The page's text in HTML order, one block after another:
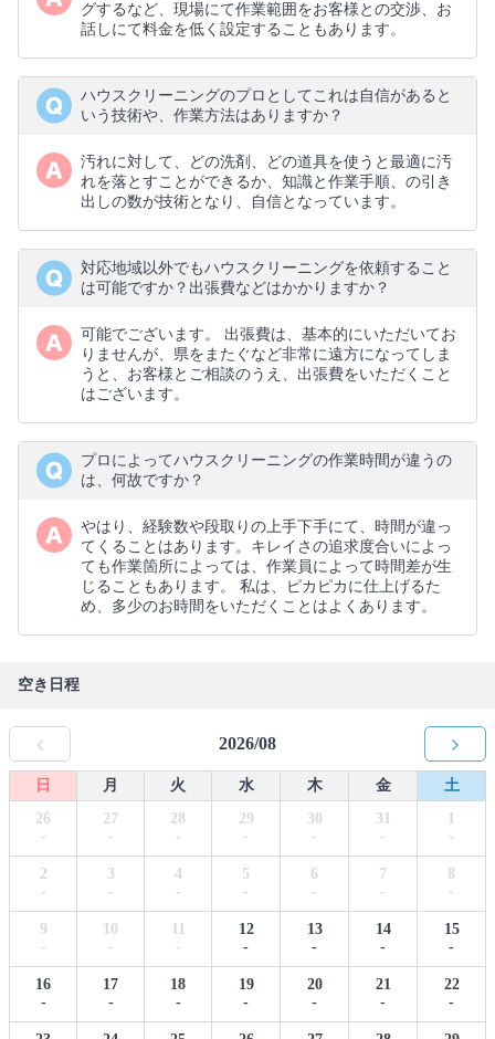
グするなど、現場にて作業範囲をお客様との交渉、お
話しにて料金を低く設定することもあります。
ハウスクリーニングのプロとしてこれは自信があると
いう技術や、作業方法はありますか？
汚れに対して、どの洗剤、どの道具を使うと最適に汚
れを落とすことができるか、知識と作業手順、の引き
出しの数が技術となり、自信となっています。
対応地域以外でもハウスクリーニングを依頼すること
は可能ですか？出張費などはかかりますか？
可能でございます。 出張費は、基本的にいただいてお
りませんが、県をまたぐなど非常に遠方になってしま
うと、お客様とご相談のうえ、出張費をいただくこと
はございます。
プロによってハウスクリーニングの作業時間が違うの
は、何故ですか？
やはり、経験数や段取りの上手下手にて、時間が違っ
てくることはあります。キレイさの追求度合いによっ
ても作業箇所によっては、作業員によって時間差が生
じることもあります。 私は、ピカピカに仕上げるた
め、多少のお時間をいただくことはよくあります。
空き日程
2026/08
日 月 火 水 木 金
土
26
-
27
-
28
-
29
-
30
-
31
-
1
-
2
-
3
-
4
-
5
-
6
-
7
-
8
-
9
-
10
-
11
-
12
-
13
-
14
-
15
-
16
-
17
-
18
-
19
-
20
-
21
-
22
-